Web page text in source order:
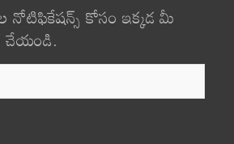
నోటిఫికేషన్స్ కోసం ఇక్కడ మీ